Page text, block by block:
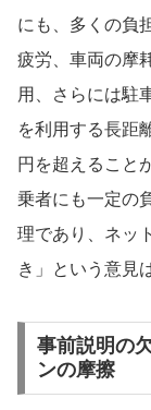
にも、多くの負
疲労、車両の摩
用、さらには駐
を利用する長距
円を超えること
乗者にも一定の
理であり、ネッ
き」という意見
事前説明の
ンの摩擦